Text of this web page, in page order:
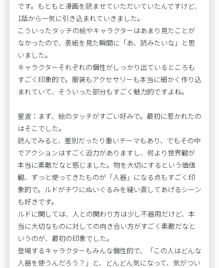
です。もともと漫画を読ませていただいていたんですけど、
1話から一気に引き込まれていきました。
こういったタッチの絵やキャラクターはあまり見たことが
なかったので、表紙を見た瞬間に「あ、読みたいな」と思
いました。
キャラクターそれぞれの個性がしっかり出ているところも
すごく印象的で。服装もアクセサリーも本当に細かく作り込
まれていて、そういった部分もすごく魅力的ですよね。
星波：まず、絵のタッチがすごい好みで。最初に惹かれたの
はそこでした。
読んでみると、差別だったり重いテーマもあり、でもその中
でアクションはすごく迫力がありますし、何より世界観が
本当に素敵だなと感じました。物を大切にするという価値
観、ずっと使ってきたものが「人器」になる点もすごく印
象的で。ルドがチワにぬいぐるみを縫い直してあげるシーン
も好きです。
ルドに関しては、人との関わり方は少し不器用だけど、本
当に大切なものに対しての向き合い方がすごく素敵だなと
いうのが、最初の印象でした。
登場するキャラクターもみんな個性的で、「この人はどんな
人器を使うんだろう？」と、どんどん気になって、気がつい